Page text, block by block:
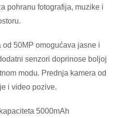
pohranu fotografija, muzike i
od 50MP omogućava jasne i
senzori doprinose boljoj
modu. Prednja kamera od
i video pozive.
5000mAh